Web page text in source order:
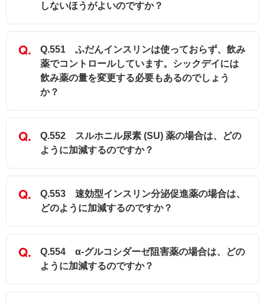
しないほうがよいのですか？
Q.551 ふだんインスリンは使っておらず、飲み
薬でコントロールしています。シックデイには
飲み薬の量を変更する必要もあるのでしょう
か？
Q.552 スルホニル尿素 (SU) 薬の場合は、どの
ように加減するのですか？
Q.553 速効型インスリン分泌促進薬の場合は、
どのように加減するのですか？
Q.554 α-グルコシダーゼ阻害薬の場合は、どの
ように加減するのですか？